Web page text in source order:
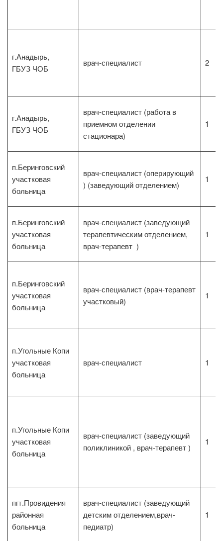
г.Анадырь,
ГБУЗ ЧОБ
врач-специалист 2
г.Анадырь,
ГБУЗ ЧОБ
врач-специалист (работа в
приемном отделении
стационара)
1
п.Беринговский
участковая
больница
врач-специалист (оперирующий
) (заведующий отделением)
1
п.Беринговский
участковая
больница
врач-специалист (заведующий
терапевтическим отделением,
врач-терапевт )
1
п.Беринговский
участковая
больница
врач-специалист (врач-терапевт
участковый)
1
п.Угольные Копи
участковая
больница
врач-специалист 1
п.Угольные Копи
участковая
больница
врач-специалист (заведующий
поликлиникой , врач-терапевт )
1
пгт.Провидения
районная
больница
врач-специалист (заведующий
детским отделением,врач-
педиатр)
1